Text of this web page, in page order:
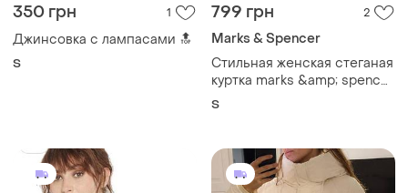
350 грн 1
Джинсовка с лампасами 🔝
S
799 грн 2
Marks & Spencer
Стильная женская стеганая
куртка marks &amp; spencer
темно-синяя s / 36
S